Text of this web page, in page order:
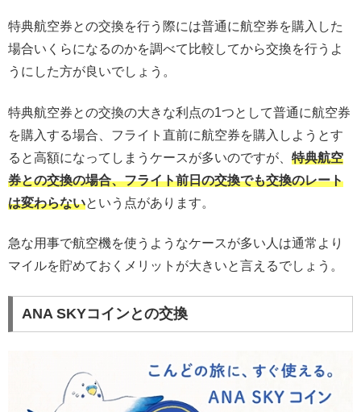
特典航空券との交換を行う際には普通に航空券を購入した
場合いくらになるのかを調べて比較してから交換を行うよ
うにした方が良いでしょう。
特典航空券との交換の大きな利点の1つとして普通に航空券
を購入する場合、フライト直前に航空券を購入しようとす
ると高額になってしまうケースが多いのですが、 特典航空
券との交換の場合、フライト前日の交換でも交換のレート
は変わらないという点があります。
急な用事で航空機を使うようなケースが多い人は通常より
マイルを貯めておくメリットが大きいと言えるでしょう。
ANA SKYコインとの交換